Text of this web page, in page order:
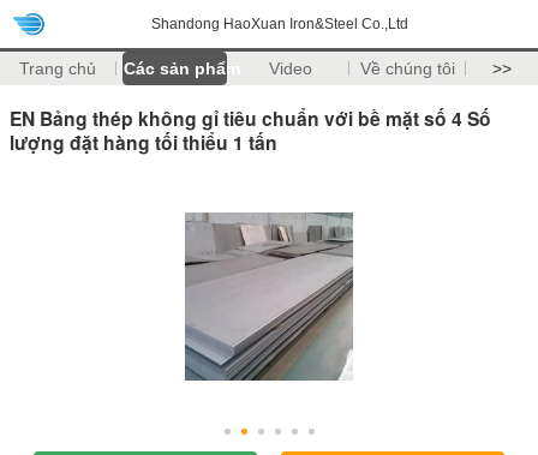
Shandong HaoXuan Iron&Steel Co.,Ltd
Trang chủ Các sản phẩm Video Về chúng tôi >>
EN Bảng thép không gỉ tiêu chuẩn với bề mặt số 4 Số
lượng đặt hàng tối thiểu 1 tấn